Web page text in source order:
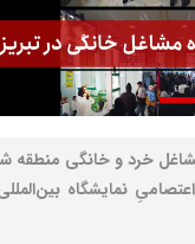
خرد و خانگی منطقه
نمایشگاه